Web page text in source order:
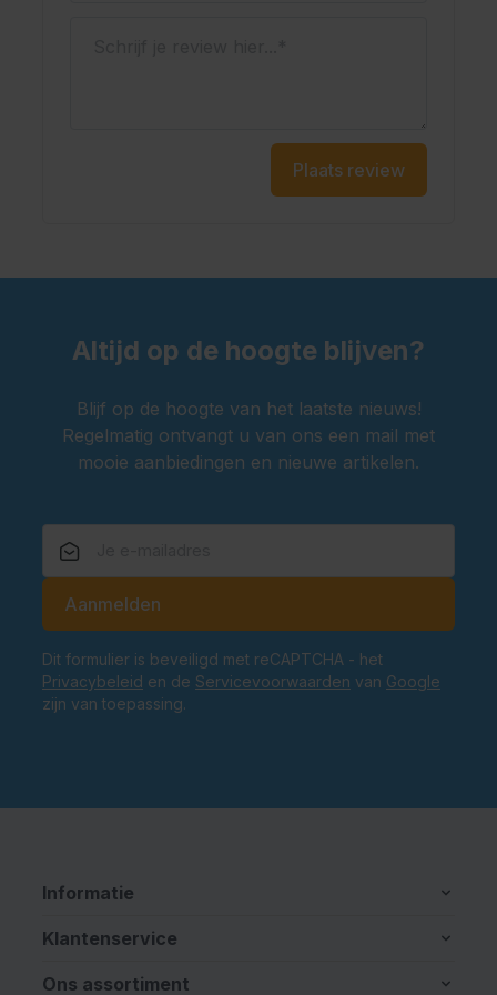
Plaats review
Altijd op de hoogte blijven?
Blijf op de hoogte van het laatste nieuws!
Regelmatig ontvangt u van ons een mail met
mooie aanbiedingen en nieuwe artikelen.
Aanmelden
Dit formulier is beveiligd met reCAPTCHA - het
Privacybeleid en de Servicevoorwaarden van Google
zijn van toepassing.
Informatie
Klantenservice
Ons assortiment